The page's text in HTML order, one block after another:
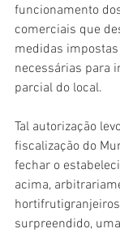
funcionamento
comerciais que
medidas
necessárias para
parcial do local.
Tal autorização
fiscalização do
fechar o
acima,
surpreendido,